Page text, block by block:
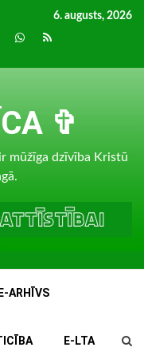
6. augusts, 2026
whatsapp
RSS
✞
mūžīga dzīvība Kristū
E-ARHĪVS
E-LTA